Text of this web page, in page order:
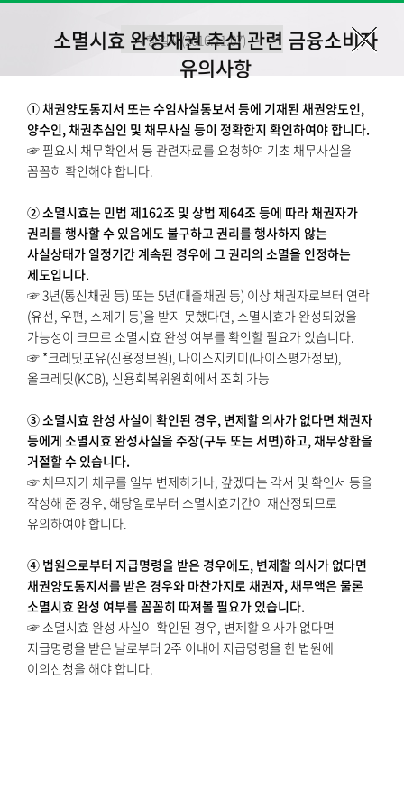
소멸시효 완성채권 추심 관련 금융소비자
유의사항
① 채권양도통지서 또는 수임사실통보서 등에 기재된 채권양도인,
양수인, 채권추심인 및 채무사실 등이 정확한지 확인하여야 합니다.
☞ 필요시 채무확인서 등 관련자료를 요청하여 기초 채무사실을
꼼꼼히 확인해야 합니다.
② 소멸시효는 민법 제162조 및 상법 제64조 등에 따라 채권자가
권리를 행사할 수 있음에도 불구하고 권리를 행사하지 않는
사실상태가 일정기간 계속된 경우에 그 권리의 소멸을 인정하는
제도입니다.
☞ 3년(통신채권 등) 또는 5년(대출채권 등) 이상 채권자로부터 연락
(유선, 우편, 소제기 등)을 받지 못했다면, 소멸시효가 완성되었을
가능성이 크므로 소멸시효 완성 여부를 확인할 필요가 있습니다.
☞ *크레딧포유(신용정보원), 나이스지키미(나이스평가정보),
올크레딧(KCB), 신용회복위원회에서 조회 가능
③ 소멸시효 완성 사실이 확인된 경우, 변제할 의사가 없다면 채권자
등에게 소멸시효 완성사실을 주장(구두 또는 서면)하고, 채무상환을
거절할 수 있습니다.
☞ 채무자가 채무를 일부 변제하거나, 갚겠다는 각서 및 확인서 등을
작성해 준 경우, 해당일로부터 소멸시효기간이 재산정되므로
유의하여야 합니다.
④ 법원으로부터 지급명령을 받은 경우에도, 변제할 의사가 없다면
채권양도통지서를 받은 경우와 마찬가지로 채권자, 채무액은 물론
소멸시효 완성 여부를 꼼꼼히 따져볼 필요가 있습니다.
☞ 소멸시효 완성 사실이 확인된 경우, 변제할 의사가 없다면
지급명령을 받은 날로부터 2주 이내에 지급명령을 한 법원에
이의신청을 해야 합니다.